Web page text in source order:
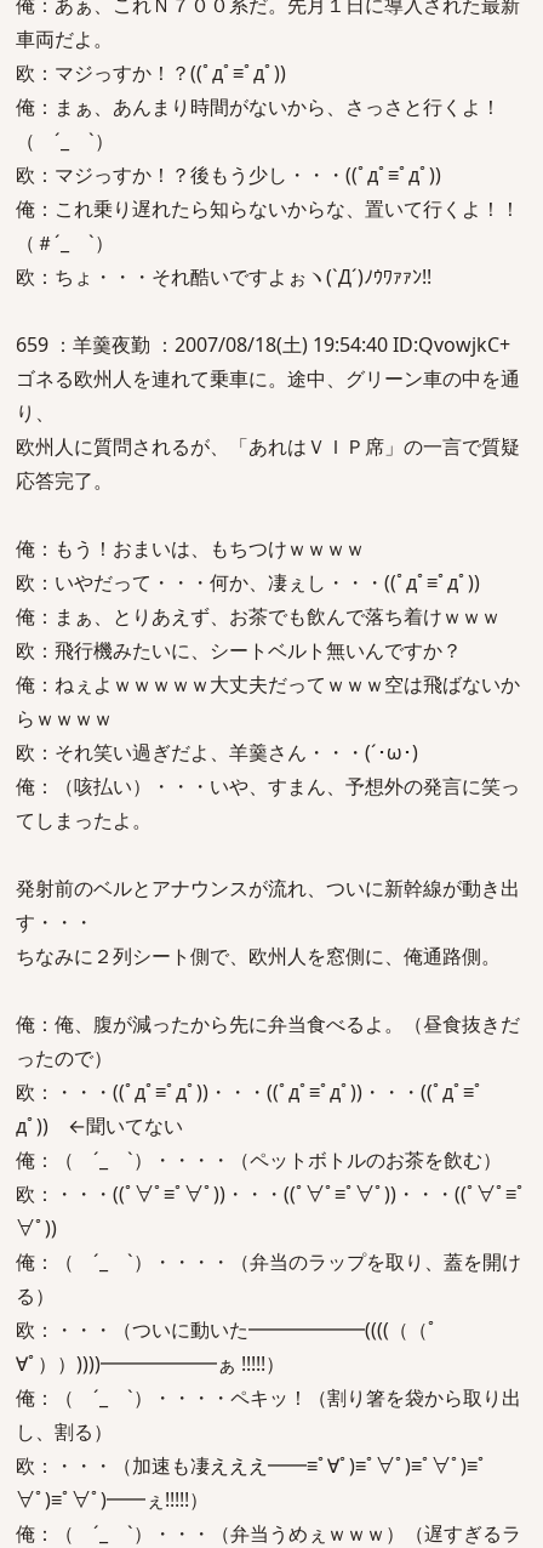
車両だよ。
欧：マジっすか！？((ﾟдﾟ≡ﾟдﾟ))
俺：まぁ、あんまり時間がないから、さっさと行くよ！
（ ´_ゝ`）
欧：マジっすか！？後もう少し・・・((ﾟдﾟ≡ﾟдﾟ))
俺：これ乗り遅れたら知らないからな、置いて行くよ！！
（＃´_ゝ`）
欧：ちょ・・・それ酷いですよぉヽ(`Д´)ﾉｳﾜｧｧﾝ!!
659 ：羊羹夜勤 ：2007/08/18(土) 19:54:40 ID:QvowjkC+
ゴネる欧州人を連れて乗車に。途中、グリーン車の中を通
り、
欧州人に質問されるが、「あれはＶＩＰ席」の一言で質疑
応答完了。
俺：もう！おまいは、もちつけｗｗｗｗ
欧：いやだって・・・何か、凄ぇし・・・((ﾟдﾟ≡ﾟдﾟ))
俺：まぁ、とりあえず、お茶でも飲んで落ち着けｗｗｗ
欧：飛行機みたいに、シートベルト無いんですか？
俺：ねぇよｗｗｗｗｗ大丈夫だってｗｗｗ空は飛ばないか
らｗｗｗｗ
欧：それ笑い過ぎだよ、羊羹さん・・・(´･ω･)
俺：（咳払い）・・・いや、すまん、予想外の発言に笑っ
てしまったよ。
発射前のベルとアナウンスが流れ、ついに新幹線が動き出
す・・・
ちなみに２列シート側で、欧州人を窓側に、俺通路側。
俺：俺、腹が減ったから先に弁当食べるよ。（昼食抜きだ
ったので）
欧：・・・((ﾟдﾟ≡ﾟдﾟ))・・・((ﾟдﾟ≡ﾟдﾟ))・・・((ﾟдﾟ≡ﾟ
дﾟ)) ←聞いてない
俺：（ ´_ゝ`）・・・・（ペットボトルのお茶を飲む）
欧：・・・((ﾟ∀ﾟ≡ﾟ∀ﾟ))・・・((ﾟ∀ﾟ≡ﾟ∀ﾟ))・・・((ﾟ∀ﾟ≡ﾟ
∀ﾟ))
俺：（ ´_ゝ`）・・・・（弁当のラップを取り、蓋を開け
る）
欧：・・・（ついに動いた━━━━━━((((（（ﾟ
∀ﾟ））))))━━━━━━ぁ !!!!!）
俺：（ ´_ゝ`）・・・・ペキッ！（割り箸を袋から取り出
し、割る）
欧：・・・（加速も凄えええ━━≡ﾟ∀ﾟ)≡ﾟ∀ﾟ)≡ﾟ∀ﾟ)≡ﾟ
∀ﾟ)≡ﾟ∀ﾟ)━━ぇ!!!!!）
俺：（ ´_ゝ`）・・・（弁当うめぇｗｗｗ）（遅すぎるラ